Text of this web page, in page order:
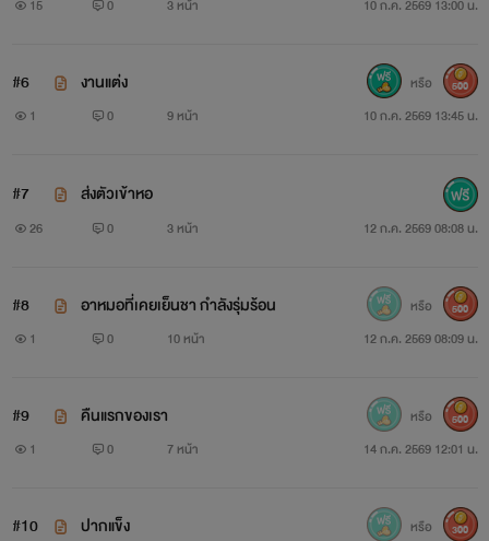
15 0 3 หน้า 10 ก.ค. 2569 13:00 น.
#6 งานแต่ง
1 0 9 หน้า 10 ก.ค. 2569 13:45 น.
หรือ 500
#7 ส่งตัวเข้าหอ
26 0 3 หน้า 12 ก.ค. 2569 08:08 น.
#8 อาหมอที่เคยเย็นชา กำลังรุ่มร้อน
1 0 10 หน้า 12 ก.ค. 2569 08:09 น.
หรือ 500
#9 คืนแรกของเรา
1 0 7 หน้า 14 ก.ค. 2569 12:01 น.
หรือ 500
#10 ปากแข็ง หรือ 300